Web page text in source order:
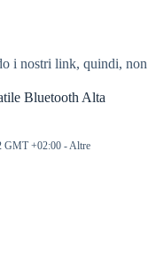
i nostri link, quindi, non
Bluetooth Alta
GMT +02:00 - Altre